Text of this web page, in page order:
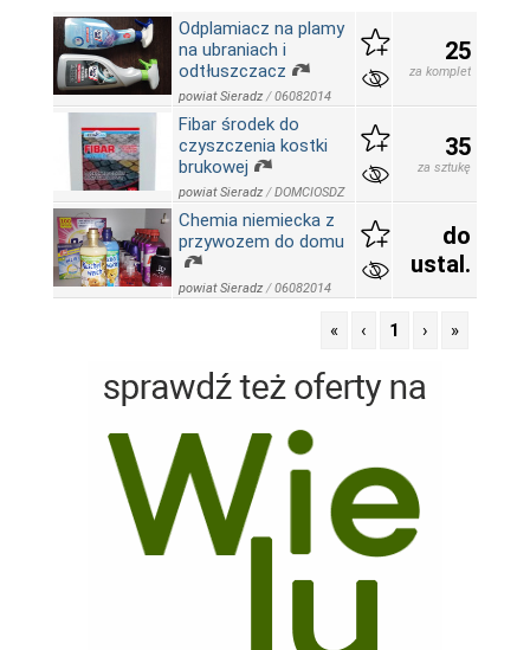
Odplamiacz na plamy
na ubraniach i
odtłuszczacz
powiat Sieradz /06082014
25
za komplet
Fibar środek do
czyszczenia kostki
brukowej
powiat Sieradz /DOMCIOSDZ
35
za sztukę
Chemia niemiecka z
przywozem do domu
powiat Sieradz /06082014
do
ustal.
« ‹ 1 › »